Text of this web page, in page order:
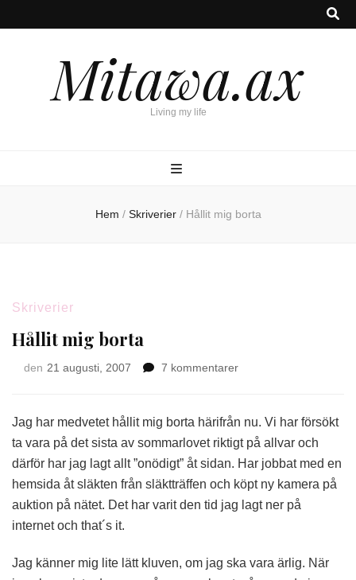
Mitawa.ax
Living my life
Hem / Skriverier / Hållit mig borta
Skriverier
Hållit mig borta
den 21 augusti, 2007 7 kommentarertill
borta
Jag har medvetet hållit mig borta härifrån nu. Vi har försökt
ta vara på det sista av sommarlovet riktigt på allvar och
därför har jag lagt allt ”onödigt” åt sidan. Har jobbat med en
hemsida åt släkten från släktträffen och köpt ny kamera på
auktion på nätet. Det har varit den tid jag lagt ner på
internet och that´s it.
Jag känner mig lite lätt kluven, om jag ska vara ärlig. När